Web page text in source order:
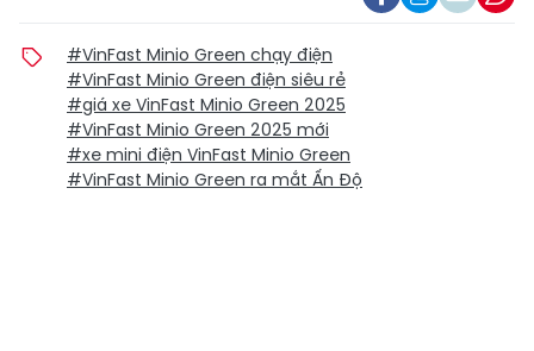
#VinFast Minio Green chạy điện
#VinFast Minio Green điện siêu rẻ
#giá xe VinFast Minio Green 2025
#VinFast Minio Green 2025 mới
#xe mini điện VinFast Minio Green
#VinFast Minio Green ra mắt Ấn Độ